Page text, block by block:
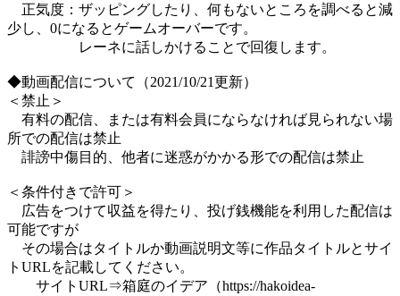
正気度：ザッピングしたり、何もないところを調べると減
少し、0になるとゲームオーバーです。
レーネに話しかけることで回復します。
◆動画配信について（2021/10/21更新）
＜禁止＞
有料の配信、または有料会員にならなければ見られない場
所での配信は禁止
誹謗中傷目的、他者に迷惑がかかる形での配信は禁止
＜条件付きで許可＞
広告をつけて収益を得たり、投げ銭機能を利用した配信は
可能ですが
その場合はタイトルか動画説明文等に作品タイトルとサイ
トURLを記載してください。
サイトURL⇒箱庭のイデア（https://hakoidea-